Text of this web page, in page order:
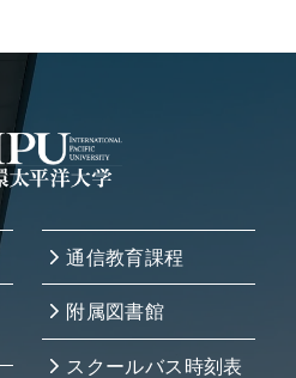
通信教育課程
附属図書館
スクールバス時刻表